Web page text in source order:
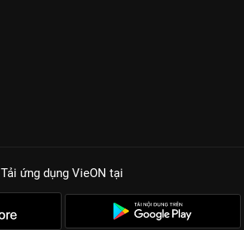
Tải ứng dụng VieON tại